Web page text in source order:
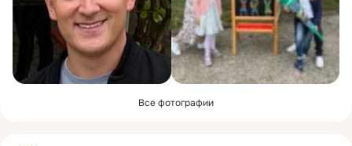
Все фотографии